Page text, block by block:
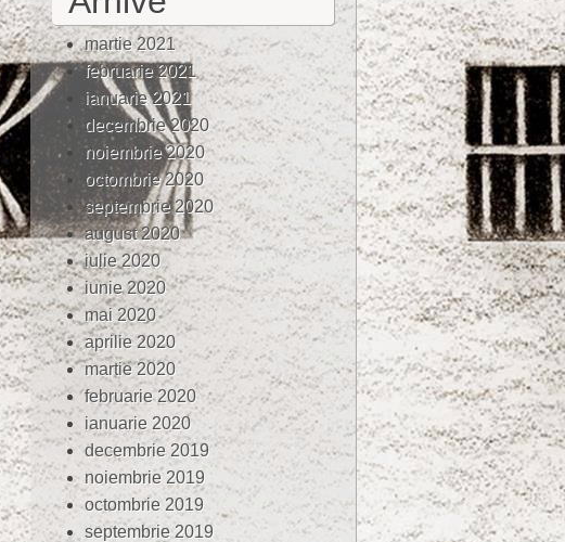
martie 2021
februarie 2021
ianuarie 2021
decembrie 2020
noiembrie 2020
octombrie 2020
septembrie 2020
august 2020
iulie 2020
iunie 2020
mai 2020
aprilie 2020
martie 2020
februarie 2020
ianuarie 2020
decembrie 2019
noiembrie 2019
octombrie 2019
septembrie 2019